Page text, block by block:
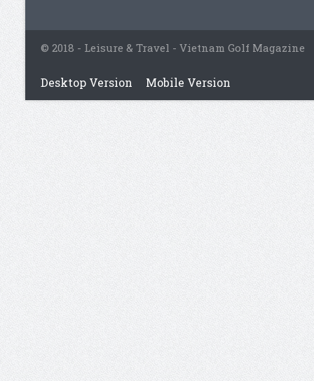
© 2018 - Leisure & Travel - Vietnam Golf Magazine
Desktop Version Mobile Version